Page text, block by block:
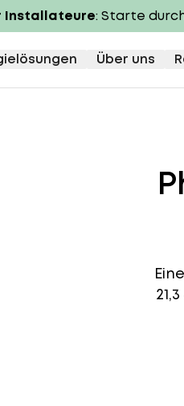
Installateure: Starte
Über uns